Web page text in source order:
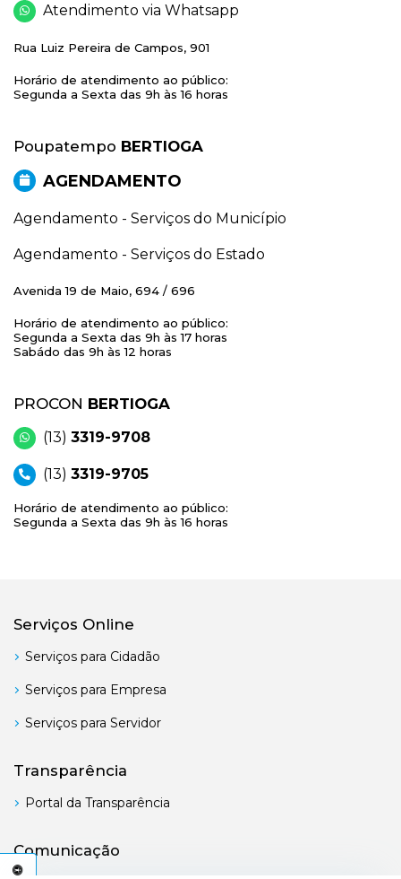
Atendimento via Whatsapp
Rua Luiz Pereira de Campos, 901
Horário de atendimento ao público:
Segunda a Sexta das 9h às 16 horas
Poupatempo BERTIOGA
AGENDAMENTO
Agendamento - Serviços do Município
Agendamento - Serviços do Estado
Avenida 19 de Maio, 694 / 696
Horário de atendimento ao público:
Segunda a Sexta das 9h às 17 horas
Sabádo das 9h às 12 horas
PROCON BERTIOGA
(13) 3319-9708
(13) 3319-9705
Horário de atendimento ao público:
Segunda a Sexta das 9h às 16 horas
Serviços Online
Serviços para Cidadão
Serviços para Empresa
Serviços para Servidor
Transparência
Portal da Transparência
Comunicação